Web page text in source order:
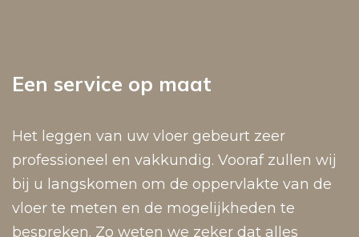
Een service op maat
Het leggen van uw vloer gebeurt zeer
professioneel en vakkundig. Vooraf zullen wij
bij u langskomen om de oppervlakte van de
vloer te meten en de mogelijkheden te
bespreken. Zo weten we zeker dat alles